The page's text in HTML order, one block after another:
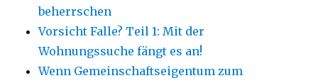
beherrschen
Vorsicht Falle? Teil 1: Mit der
Wohnungssuche fängt es an!
Wenn Gemeinschaftseigentum zum